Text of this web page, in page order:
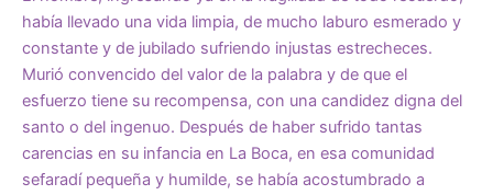
había llevado una vida limpia, de mucho laburo esmerado y
constante y de jubilado sufriendo injustas estrecheces.
Murió convencido del valor de la palabra y de que el
esfuerzo tiene su recompensa, con una candidez digna del
santo o del ingenuo. Después de haber sufrido tantas
carencias en su infancia en La Boca, en esa comunidad
sefaradí pequeña y humilde, se había acostumbrado a